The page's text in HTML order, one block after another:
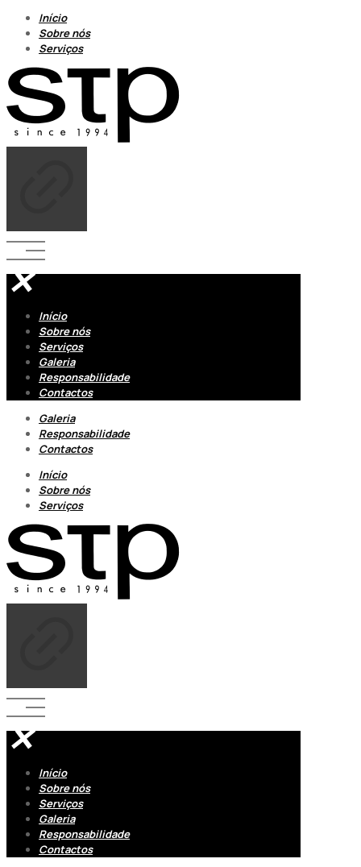
Início
Sobre nós
Serviços
✕
Início
Sobre nós
Serviços
Galeria
Responsabilidade
Contactos
Galeria
Responsabilidade
Contactos
Início
Sobre nós
Serviços
✕
Início
Sobre nós
Serviços
Galeria
Responsabilidade
Contactos